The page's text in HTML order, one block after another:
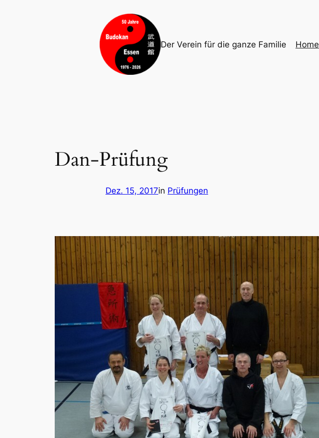
Der Verein für die ganze Familie
Home
Dan-Prüfung
Dez. 15, 2017in Prüfungen